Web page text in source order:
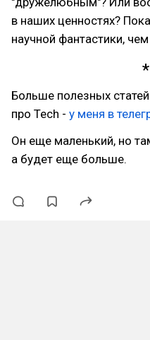
в наших ценностях?
научной фантастики,
Больше полезных
про Tech - у меня в
Он еще маленький, но
а будет еще больше.